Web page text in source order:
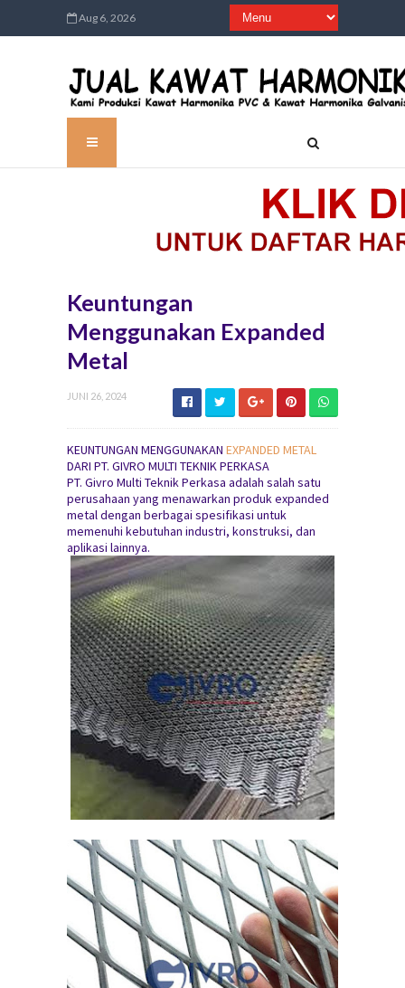
Aug 6, 2026
Keuntungan
Menggunakan Expanded
Metal
JUNI 26, 2024
KEUNTUNGAN MENGGUNAKAN EXPANDED METAL
DARI PT. GIVRO MULTI TEKNIK PERKASA
PT. Givro Multi Teknik Perkasa adalah salah satu
perusahaan yang menawarkan produk expanded
metal dengan berbagai spesifikasi untuk
memenuhi kebutuhan industri, konstruksi, dan
aplikasi lainnya.